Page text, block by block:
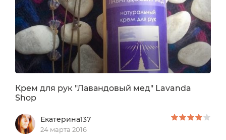
Крем для рук "Лавандовый мед" Lavanda
Shop
Екатерина137
24 марта 2016